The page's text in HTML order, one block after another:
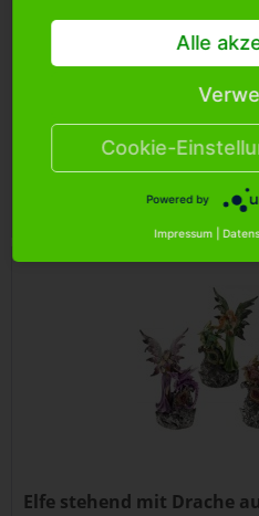
melden Sie sich an, um
Elfe stehend mit Drache
Alle
Cookie-
Powered by
Impressum